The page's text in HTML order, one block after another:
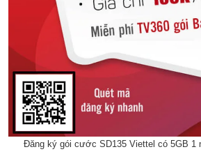
Đăng ký gói cước SD135 Viettel có 5GB 1